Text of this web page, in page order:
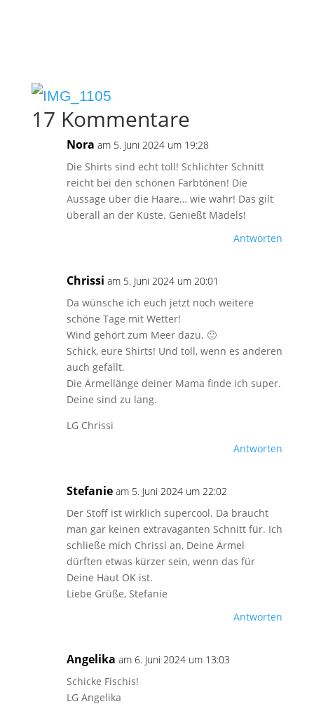
17 Kommentare
Nora am 5. Juni 2024 um 19:28
Die Shirts sind echt toll! Schlichter Schnitt
reicht bei den schönen Farbtönen! Die
Aussage über die Haare… wie wahr! Das gilt
überall an der Küste. Genießt Mädels!
Antworten
Chrissi am 5. Juni 2024 um 20:01
Da wünsche ich euch jetzt noch weitere
schöne Tage mit Wetter!
Wind gehört zum Meer dazu. 🙂
Schick, eure Shirts! Und toll, wenn es anderen
auch gefällt.
Die Ärmellänge deiner Mama finde ich super.
Deine sind zu lang.
LG Chrissi
Antworten
Stefanie am 5. Juni 2024 um 22:02
Der Stoff ist wirklich supercool. Da braucht
man gar keinen extravaganten Schnitt für. Ich
schließe mich Chrissi an, Deine Ärmel
dürften etwas kürzer sein, wenn das für
Deine Haut OK ist.
Liebe Grüße, Stefanie
Antworten
Angelika am 6. Juni 2024 um 13:03
Schicke Fischis!
LG Angelika